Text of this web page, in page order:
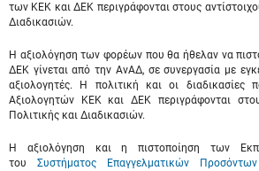
των ΚΕΚ και ΔΕΚ περιγράφονται στους
Διαδικασιών.
Η αξιολόγηση των φορέων που θα ήθελαν να
ΔΕΚ γίνεται από την ΑνΑΔ, σε συνεργασία με
αξιολογητές. Η πολιτική και οι διαδικασίες
Αξιολογητών ΚΕΚ και ΔΕΚ περιγράφονται
Πολιτικής και Διαδικασιών.
Η αξιολόγηση και η πιστοποίηση των
του Συστήματος Επαγγελματικών